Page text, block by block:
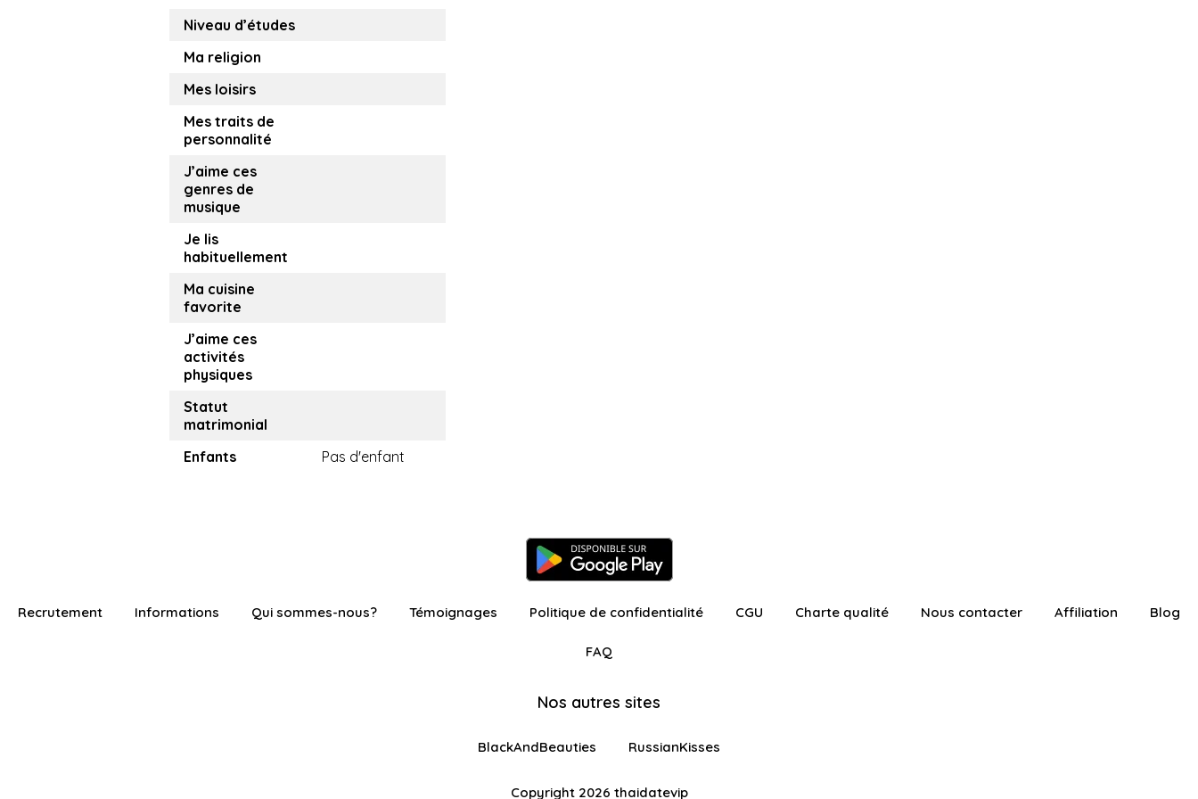
Niveau d’études
Ma religion
Mes loisirs
Mes traits de
personnalité
J’aime ces
genres de
musique
Je lis
habituellement
Ma cuisine
favorite
J’aime ces
activités
physiques
Statut
matrimonial
Enfants
Pas d'enfant
Recrutement Informations Qui sommes-nous? Témoignages Politique de confidentialité CGU Charte qualité Nous contacter Affiliation Blog
FAQ
Nos autres sites
BlackAndBeauties RussianKisses
Copyright 2026 thaidatevip